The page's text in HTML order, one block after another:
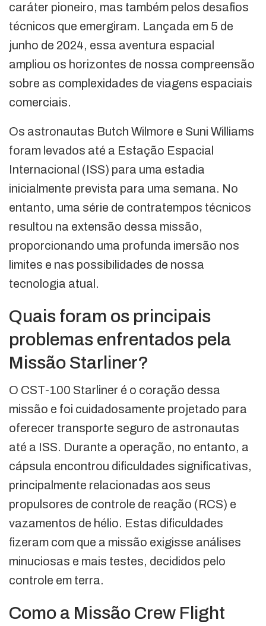
caráter pioneiro, mas também pelos desafios
técnicos que emergiram. Lançada em 5 de
junho de 2024, essa aventura espacial
ampliou os horizontes de nossa compreensão
sobre as complexidades de viagens espaciais
comerciais.
Os astronautas Butch Wilmore e Suni Williams
foram levados até a Estação Espacial
Internacional (ISS) para uma estadia
inicialmente prevista para uma semana. No
entanto, uma série de contratempos técnicos
resultou na extensão dessa missão,
proporcionando uma profunda imersão nos
limites e nas possibilidades de nossa
tecnologia atual.
Quais foram os principais
problemas enfrentados pela
Missão Starliner?
O CST-100 Starliner é o coração dessa
missão e foi cuidadosamente projetado para
oferecer transporte seguro de astronautas
até a ISS. Durante a operação, no entanto, a
cápsula encontrou dificuldades significativas,
principalmente relacionadas aos seus
propulsores de controle de reação (RCS) e
vazamentos de hélio. Estas dificuldades
fizeram com que a missão exigisse análises
minuciosas e mais testes, decididos pelo
controle em terra.
Como a Missão Crew Flight